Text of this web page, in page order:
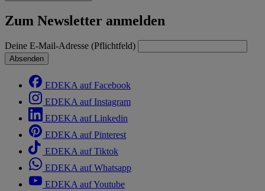
Zum Newsletter anmelden
Deine E-Mail-Adresse (Pflichtfeld)
Absenden
EDEKA auf Facebook
EDEKA auf Instagram
EDEKA auf Linkedin
EDEKA auf Pinterest
EDEKA auf Tiktok
EDEKA auf Whatsapp
EDEKA auf Youtube